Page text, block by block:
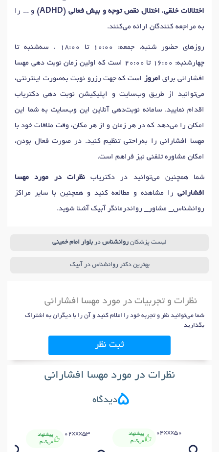
اختلالات خلقی، اختلال نقص توجه و بیش فعالی (ADHD)
و ... را
به مراجعه کنندگان ارائه می‌کنند.
روزهای حضور شنبه، جمعه: 10:00 تا 18:00 ، سه‌شنبه تا
چهارشنبه: 16:00 تا 20:00 است که اولین زمان نوبت دهی مهسا
افشارانی برای امروز
است که جهت رزرو نوبت به‌صورت اینترنتی،
می‌توانید از طریق وب‌سایت و اپلیکیشن نوبت دهی دکتریاب
اقدام نمایید. سامانه نوبت‌دهی آنلاین این وب‌سایت به شما این
امکان را می‌دهد که در هر زمان و از هر مکان، وقت ملاقات خود با
مهسا افشارانی را به‌راحتی تنظیم کنید. در صورت فعال بودن،
امکان مشاوره تلفنی نیز فراهم است.
شما همچنین می‌توانید در دکتریابنظرات در مورد مهسا
افشارانی را مشاهده و مطالعه کنید و همچنین با سایر مراکز
روانشناس_ مشاور_ رواندرمانگر آبیک آشنا شوید.
لیست پزشکان روانشناس در بلوار امام خمینی
بهترین دکتر روانشناس در آبیک
نظرات و تجربیات در مورد مهسا افشارانی
شما می‌توانید نظر و تجربه خود را اعلام کنید و آن را با دیگران به اشتراک
بگذارید
ثبت نظر
نظرات در مورد مهسا افشارانی
5دیدگاه
04xxx50
پیشنهاد
می‌کنم
02xxx53
پیشنهاد
می‌کنم